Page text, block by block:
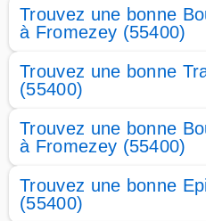
Trouvez une bonne
à Fromezey (55400)
Trouvez une bonne
(55400)
Trouvez une bonne
à Fromezey (55400)
Trouvez une bonne
(55400)